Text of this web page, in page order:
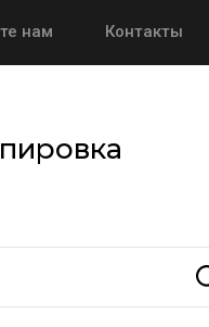
нам Контакты